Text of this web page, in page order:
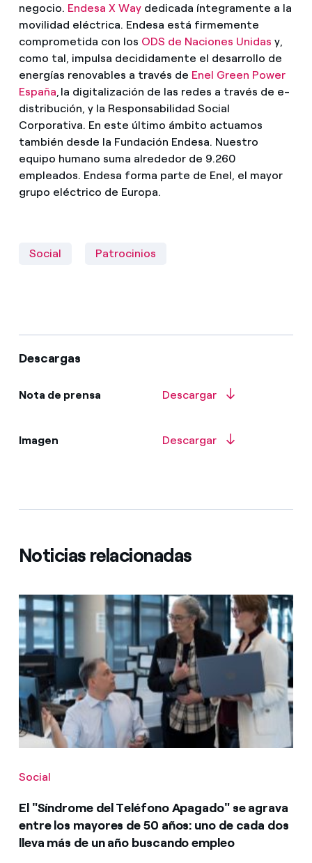
negocio. Endesa X Waydedicada íntegramente a la
movilidad eléctrica. Endesa está firmemente
comprometida con los ODS de Naciones Unidas y,
como tal, impulsa decididamente el desarrollo de
energías renovables a través de Enel Green Power
España, la digitalización de las redes a través de e-
distribución, y la Responsabilidad Social
Corporativa. En este último ámbito actuamos
también desde la Fundación Endesa. Nuestro
equipo humano suma alrededor de 9.260
empleados. Endesa forma parte de Enel, el mayor
grupo eléctrico de Europa.
Social Patrocinios
Descargas
Nota de prensa Descargar
Imagen Descargar
Noticias relacionadas
Social
El "Síndrome del Teléfono Apagado" se agrava
entre los mayores de 50 años: uno de cada dos
lleva más de un año buscando empleo